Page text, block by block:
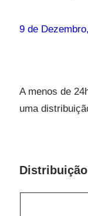
9 de
A menos de
uma